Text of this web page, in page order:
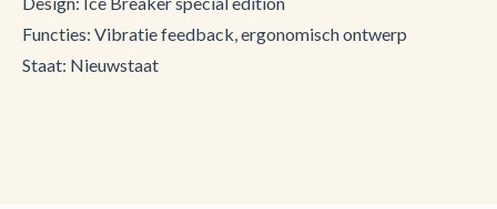
Functies: Vibratie feedback, ergonomisch ontwerp
Staat: Nieuwstaat